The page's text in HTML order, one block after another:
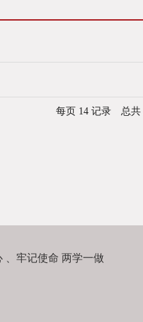
每页 14 记录 总共
、牢记使命 两学一做